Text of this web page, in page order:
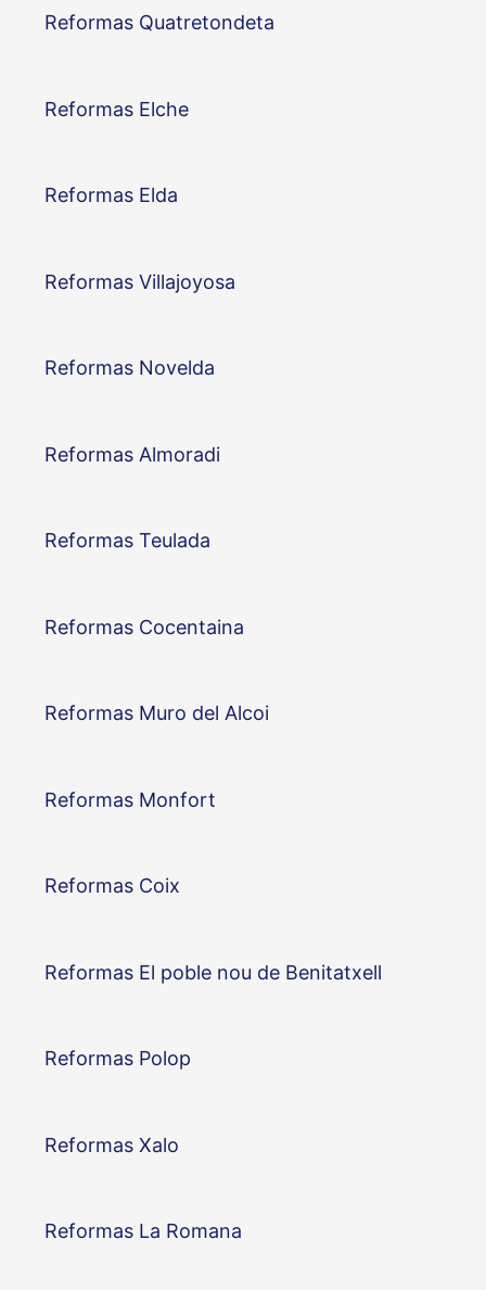
Reformas Quatretondeta
Reformas Elche
Reformas Elda
Reformas Villajoyosa
Reformas Novelda
Reformas Almoradi
Reformas Teulada
Reformas Cocentaina
Reformas Muro del Alcoi
Reformas Monfort
Reformas Coix
Reformas El poble nou de Benitatxell
Reformas Polop
Reformas Xalo
Reformas La Romana